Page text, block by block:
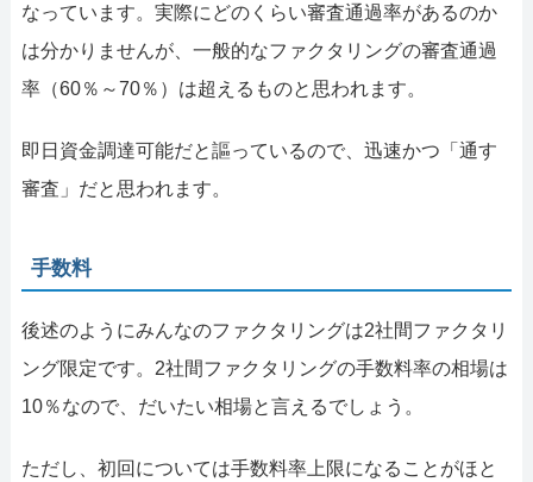
なっています。実際にどのくらい審査通過率があるのか
は分かりませんが、一般的なファクタリングの審査通過
率（60％～70％）は超えるものと思われます。
即日資金調達可能だと謳っているので、迅速かつ「通す
審査」だと思われます。
手数料
後述のようにみんなのファクタリングは2社間ファクタリ
ング限定です。2社間ファクタリングの手数料率の相場は
10％なので、だいたい相場と言えるでしょう。
ただし、初回については手数料率上限になることがほと